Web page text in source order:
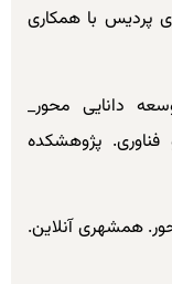
پردیس با همکاری
و توسعه دانایی محور_
پژوهشکده
دانایی محور. همشهری آنلاین.